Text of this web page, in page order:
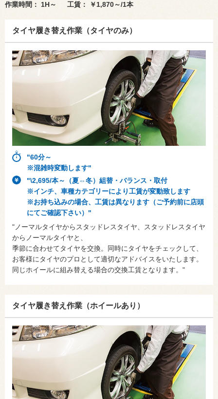
作業時間： 1H～ 工賃： ￥1,870～/1本
タイヤ履き替え作業（タイヤのみ）
"60分～
※混雑時変動します"
"\2,695/本～（夏⇔冬）組替・バランス・取付
※インチ、車種カテゴリーにより工賃が変動致します
※お持ち込みの場合、工賃は異なります（ご予約前に店頭
にてご確認下さい）"
"ノーマルタイヤからスタッドレスタイヤ、スタッドレスタイヤ
からノーマルタイヤと、
季節に合わせてタイヤを交換。同時にタイヤをチェックして、
お客様にタイヤのプロとして適切なアドバイスをいたします。
同じホイールに組み替える場合の交換工賃となります。"
タイヤ履き替え作業（ホイールあり）